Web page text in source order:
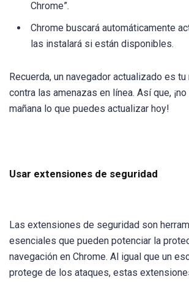
Chrome”.
Chrome buscará automáticamente
las instalará si están disponibles.
Recuerda, un navegador actualizado es
contra las amenazas en línea. Así que,
mañana lo que puedes actualizar hoy!
Usar extensiones de seguridad
Las extensiones de seguridad son
esenciales que pueden potenciar la
navegación en Chrome. Al igual que un
protege de los ataques, estas